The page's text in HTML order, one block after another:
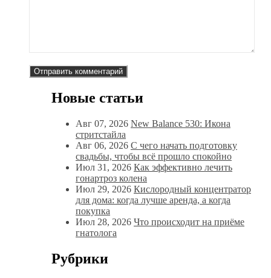
Новые статьи
Авг 07, 2026 New Balance 530: Икона
стритстайла
Авг 06, 2026 С чего начать подготовку
свадьбы, чтобы всё прошло спокойно
Июл 31, 2026 Как эффективно лечить
гонартроз колена
Июл 29, 2026 Кислородный концентратор
для дома: когда лучше аренда, а когда
покупка
Июл 28, 2026 Что происходит на приёме
гнатолога
Рубрики